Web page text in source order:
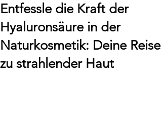
Entfessle die Kraft der
Hyaluronsäure in der
Naturkosmetik: Deine Reise
zu strahlender Haut